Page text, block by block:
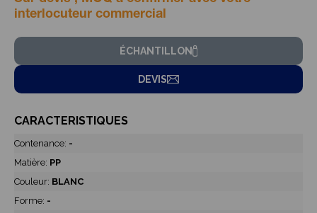
interlocuteur commercial
ÉCHANTILLON
DEVIS
CARACTERISTIQUES
Contenance: -
Matière: PP
Couleur: BLANC
Forme: -